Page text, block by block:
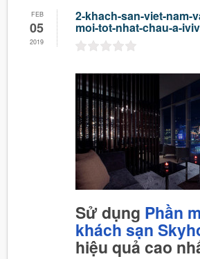
FEB
05
2019
2-khach-san-viet-nam-
moi-tot-nhat-chau-a-
Sử dụng Phần
khách sạn
hiệu quả cao